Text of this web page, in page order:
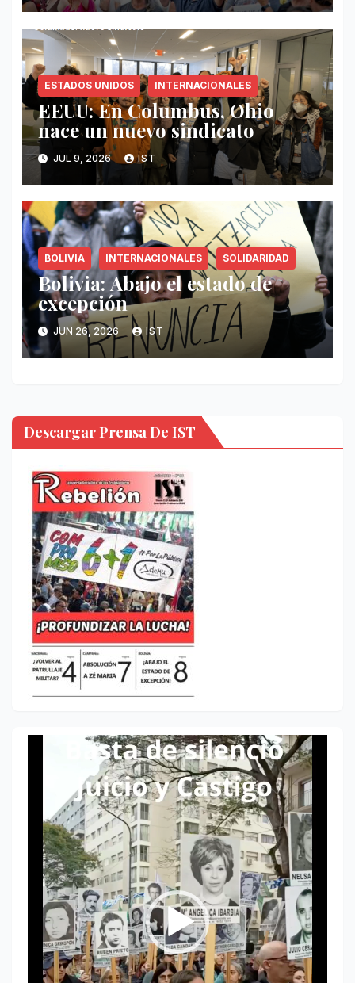
ESTADOS UNIDOS INTERNACIONALES
EEUU: En Columbus, Ohio
nace un nuevo sindicato
JUL 9, 2026 IST
BOLIVIA INTERNACIONALES SOLIDARIDAD
Bolivia: Abajo el estado de
excepción
JUN 26, 2026 IST
Descargar Prensa De IST
Reproductor